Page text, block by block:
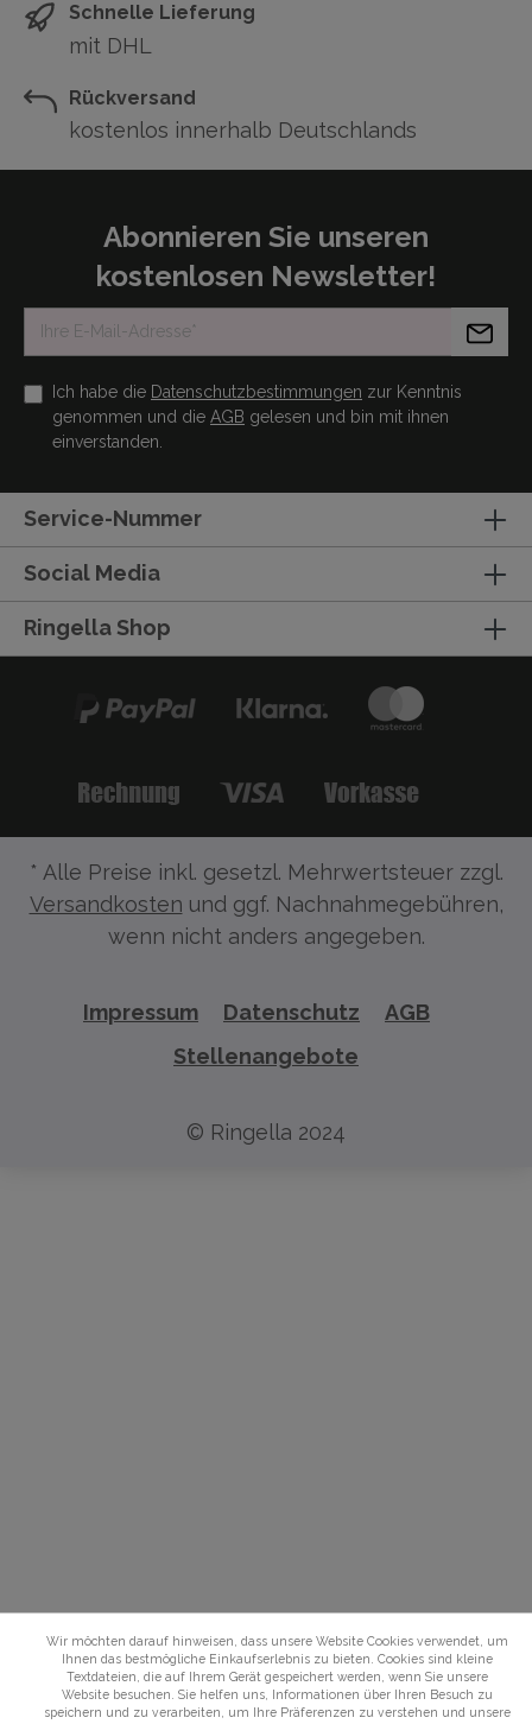
Schnelle Lieferung
mit DHL
Rückversand
kostenlos innerhalb Deutschlands
Abonnieren Sie unseren
kostenlosen Newsletter!
Ich habe die Datenschutzbestimmungen zur Kenntnis
genommen und die AGB gelesen und bin mit ihnen
einverstanden.
Service-Nummer
Social Media
Ringella Shop
* Alle Preise inkl. gesetzl. Mehrwertsteuer zzgl.
Versandkosten und ggf. Nachnahmegebühren,
wenn nicht anders angegeben.
Impressum Datenschutz
AGB
Stellenangebote
© Ringella 2024
Wir möchten darauf hinweisen, dass unsere Website Cookies verwendet, um
Ihnen das bestmögliche Einkaufserlebnis zu bieten. Cookies sind kleine
Textdateien, die auf Ihrem Gerät gespeichert werden, wenn Sie unsere
Website besuchen. Sie helfen uns, Informationen über Ihren Besuch zu
speichern und zu verarbeiten, um Ihre Präferenzen zu verstehen und unsere